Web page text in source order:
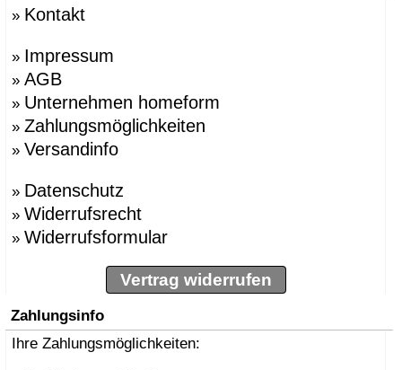
» Kontakt
» Impressum
» AGB
» Unternehmen homeform
» Zahlungsmöglichkeiten
» Versandinfo
» Datenschutz
» Widerrufsrecht
» Widerrufsformular
Vertrag widerrufen
Zahlungsinfo
Ihre Zahlungsmöglichkeiten: